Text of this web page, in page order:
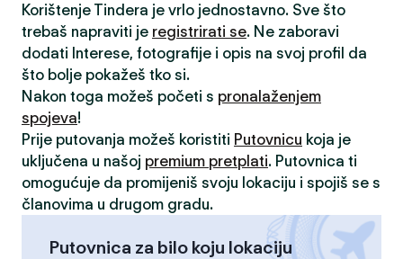
Korištenje Tindera je vrlo jednostavno. Sve što
trebaš napraviti je registrirati se. Ne zaboravi
dodati Interese, fotografije i opis na svoj profil da
što bolje pokažeš tko si.
Nakon toga možeš početi s pronalaženjem
spojeva!
Prije putovanja možeš koristiti Putovnicu koja je
uključena u našoj premium pretplati. Putovnica ti
omogućuje da promijeniš svoju lokaciju i spojiš se s
članovima u drugom gradu.
Putovnica za bilo koju lokaciju